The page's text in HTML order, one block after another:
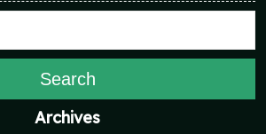
Search
Archives